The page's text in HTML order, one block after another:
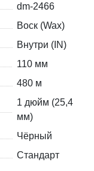
dm-2466
Воск (Wax)
Внутри (IN)
110 мм
480 м
1 дюйм (25,4
мм)
Чёрный
Стандарт